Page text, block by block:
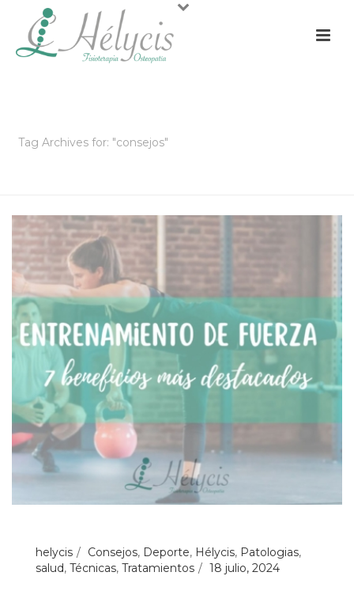
Tag Archives for: "consejos"
helycis Consejos, Deporte, Hélycis, Patologias,
salud, Técnicas, Tratamientos 18 julio, 2024